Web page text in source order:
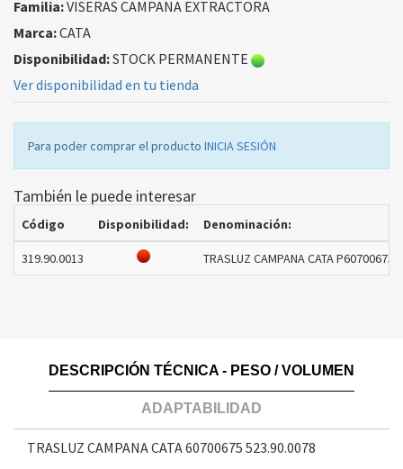
Familia:VISERAS CAMPANA EXTRACTORA
Marca:CATA
Disponibilidad:STOCK PERMANENTE
Ver disponibilidad en tu tienda
Para poder comprar el producto INICIA SESIÓN
También le puede interesar
Código Disponibilidad: Denominación:
319.90.0013 TRASLUZ CAMPANA CATA P60700675
DESCRIPCIÓN TÉCNICA - PESO / VOLUMEN
ADAPTABILIDAD
TRASLUZ CAMPANA CATA 60700675 523.90.0078